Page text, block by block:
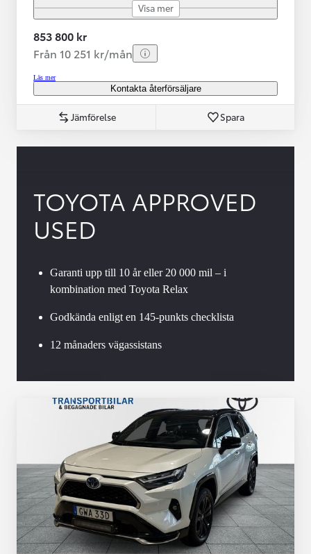
Visa mer
853 800 kr
Från 10 251 kr/mån
Läs mer
Kontakta återförsäljare
Jämförelse Spara
TOYOTA APPROVED
USED
Garanti upp till 10 år eller 20 000 mil – i
kombination med Toyota Relax
Godkända enligt en 145-punkts checklista
12 månaders vägassistans